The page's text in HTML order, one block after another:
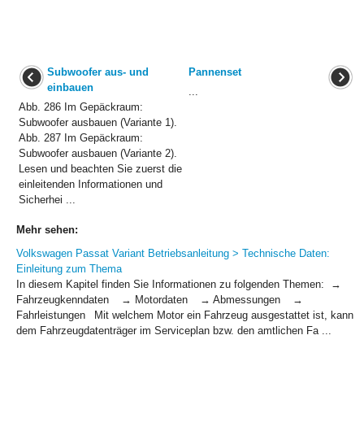
Subwoofer aus- und
einbauen
Abb. 286 Im Gepäckraum:
Subwoofer ausbauen (Variante 1).
Abb. 287 Im Gepäckraum:
Subwoofer ausbauen (Variante 2).
Lesen und beachten Sie zuerst die
einleitenden Informationen und
Sicherhei ...
Pannenset
...
Mehr sehen:
Volkswagen Passat Variant Betriebsanleitung > Technische Daten:
Einleitung zum Thema
In diesem Kapitel finden Sie Informationen zu folgenden Themen: →
Fahrzeugkenndaten → Motordaten → Abmessungen →
Fahrleistungen Mit welchem Motor ein Fahrzeug ausgestattet ist, kann
dem Fahrzeugdatenträger im Serviceplan bzw. den amtlichen Fa ...